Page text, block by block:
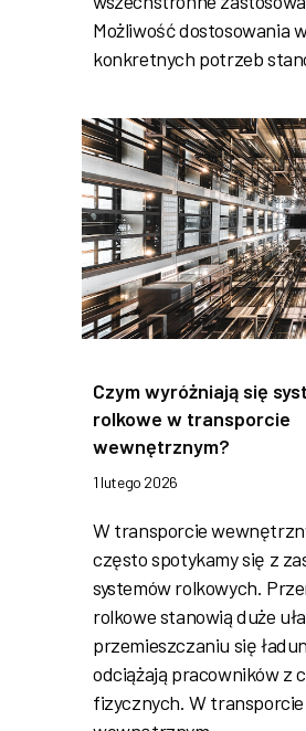
Możliwość dostosowania
konkretnych potrzeb
Czym wyróżniają się
rolkowe w transporcie
wewnętrznym?
1 lutego 2026
W transporcie
często spotykamy się z
systemów rolkowych.
rolkowe stanowią duże
przemieszczaniu się
odciążają pracowników z
fizycznych. W transporcie